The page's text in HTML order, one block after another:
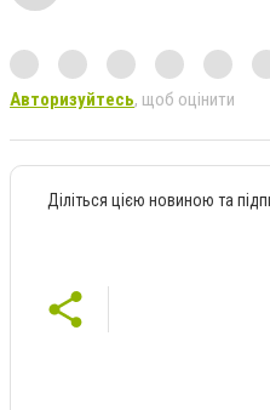
Авторизуйтесь, щоб оцінити
Діліться цією новиною та